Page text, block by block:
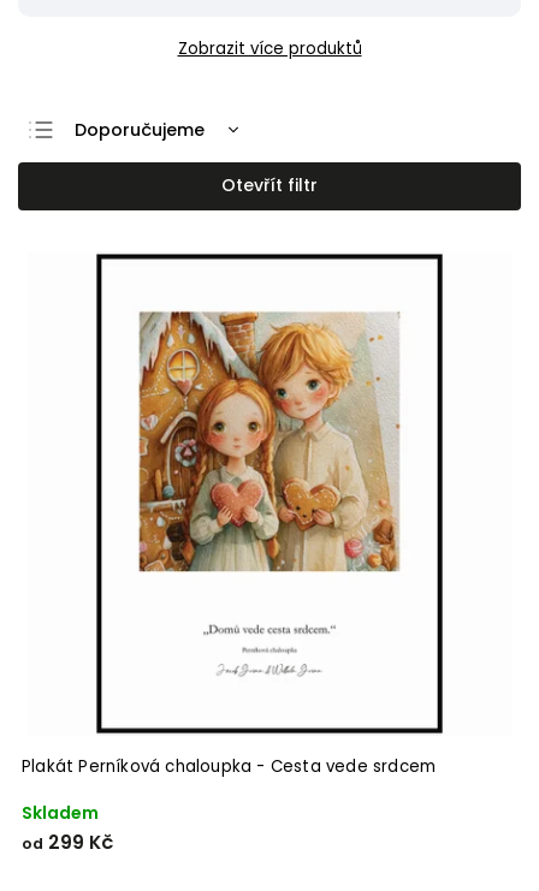
Zobrazit více produktů
Doporučujeme
Nejlevnější
Nejdražší
Otevřít filtr
Plakát Perníková chaloupka - Cesta vede srdcem
Skladem
od 299 Kč